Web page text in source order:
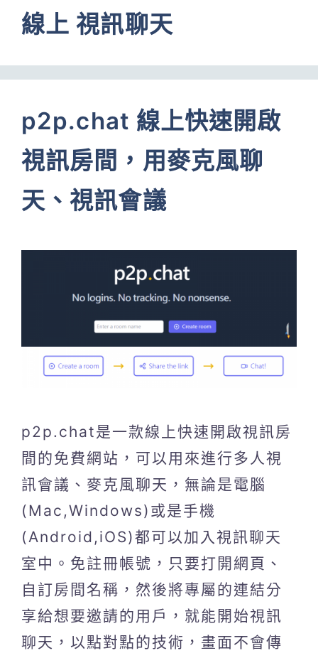
線上 視訊聊天
p2p.chat 線上快速開啟
視訊房間，用麥克風聊
天、視訊會議
p2p.chat是一款線上快速開啟視訊房
間的免費網站，可以用來進行多人視
訊會議、麥克風聊天，無論是電腦
(Mac,Windows)或是手機
(Android,iOS)都可以加入視訊聊天
室中。免註冊帳號，只要打開網頁、
自訂房間名稱，然後將專屬的連結分
享給想要邀請的用戶，就能開始視訊
聊天，以點對點的技術，畫面不會傳